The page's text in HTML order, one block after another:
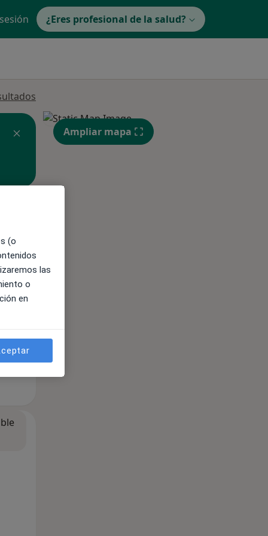
¿Eres profesional de la salud?
Ampliar mapa
(o
las
o
en